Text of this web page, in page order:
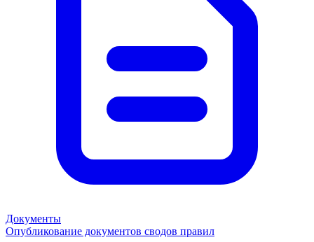
Документы
Опубликование документов сводов правил